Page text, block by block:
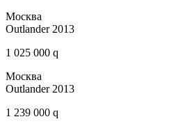
Москва
Outlander 2013
1 025 000 q
Москва
Outlander 2013
1 239 000 q